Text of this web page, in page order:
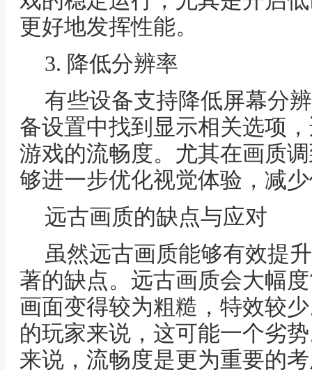
更好地发挥性能。
3. 降低分辨率
有些设备支持降低屏幕分
备设置中找到显示相关选项
游戏的流畅度。尤其在画质
够进一步优化视觉体验，减
远古画质的缺点与应对
虽然远古画质能够有效提
著的缺点。远古画质会大幅
画面变得较为粗糙，特效较
的玩家来说，这可能一个劣
来说，流畅度是更为重要的